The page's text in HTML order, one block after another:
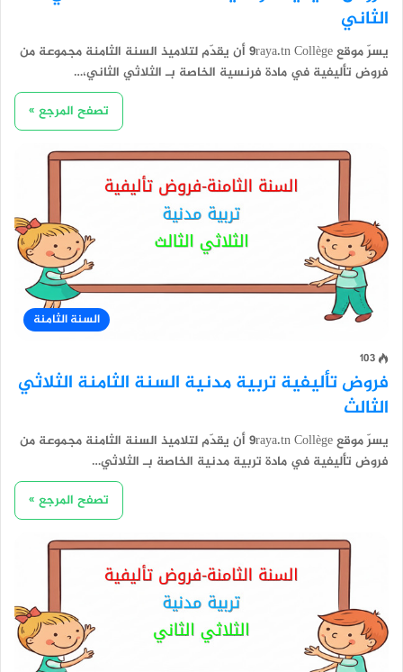
الثاني
يسرّ موقع 9raya.tn Collège أن يقدّم لتلاميذ السنة الثامنة مجموعة من
فروض تأليفية في مادة فرنسية الخاصة بـ الثلاثي الثاني،…
تصفح المرجع »
السنة الثامنة
103
فروض تأليفية تربية مدنية السنة الثامنة الثلاثي
الثالث
يسرّ موقع 9raya.tn Collège أن يقدّم لتلاميذ السنة الثامنة مجموعة من
فروض تأليفية في مادة تربية مدنية الخاصة بـ الثلاثي…
تصفح المرجع »